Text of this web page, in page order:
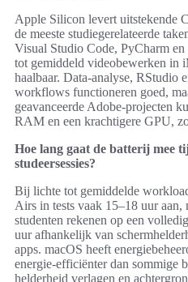
Apple Silicon levert uitstekende
de meeste studiegerelateerde
Visual Studio Code, PyCharm
tot gemiddeld videobewerken in
haalbaar. Data-analyse,
workflows functioneren goed,
geavanceerde Adobe-projecten
RAM en een krachtigere GPU,
Hoe lang gaat de batterij mee
studeersessies?
Bij lichte tot gemiddelde
Airs in tests vaak 15–18 uur
studenten rekenen op een
uur afhankelijk van
apps. macOS heeft
energie-efficiënter dan sommige
helderheid verlagen en